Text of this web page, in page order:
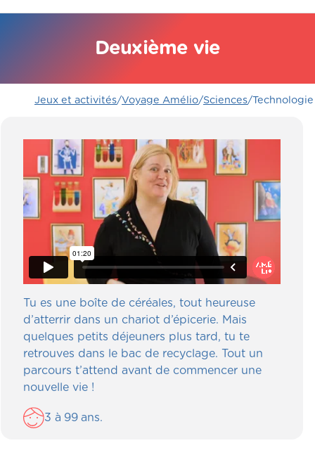
Deuxième vie
Jeux et activités/Voyage Amélio/Sciences/Technologie
Tu es une boîte de céréales, tout heureuse
d’atterrir dans un chariot d’épicerie. Mais
quelques petits déjeuners plus tard, tu te
retrouves dans le bac de recyclage. Tout un
parcours t’attend avant de commencer une
nouvelle vie !
3 à 99 ans.